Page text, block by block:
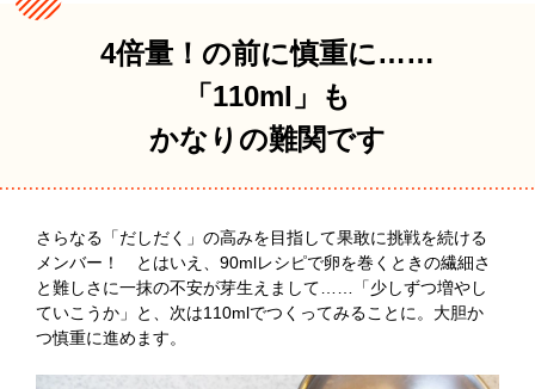
4倍量！の前に慎重に……
「110ml」も
かなりの難関です
さらなる「だしだく」の高みを目指して果敢に挑戦を続ける
メンバー！ とはいえ、90mlレシピで卵を巻くときの繊細さ
と難しさに一抹の不安が芽生えまして……「少しずつ増やし
ていこうか」と、次は110mlでつくってみることに。大胆か
つ慎重に進めます。